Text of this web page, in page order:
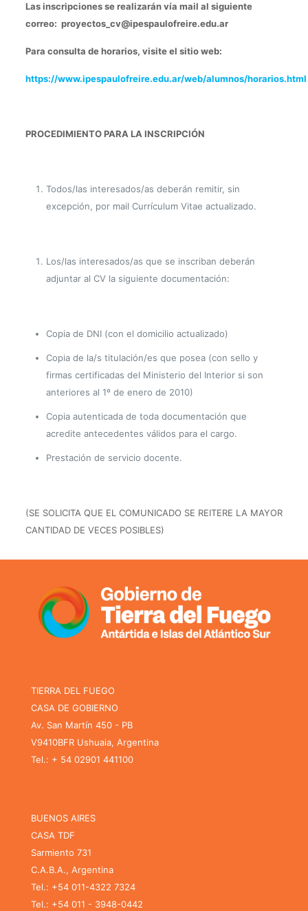
Las inscripciones se realizarán vía mail al siguiente
correo: proyectos_cv@ipespaulofreire.edu.ar
Para consulta de horarios, visite el sitio web:
https://www.ipespaulofreire.edu.ar/web/alumnos/horarios.html
PROCEDIMIENTO PARA LA INSCRIPCIÓN
Todos/las interesados/as deberán remitir, sin
excepción, por mail Currículum Vitae actualizado.
Los/las interesados/as que se inscriban deberán
adjuntar al CV la siguiente documentación:
Copia de DNI (con el domicilio actualizado)
Copia de la/s titulación/es que posea (con sello y
firmas certificadas del Ministerio del Interior si son
anteriores al 1º de enero de 2010)
Copia autenticada de toda documentación que
acredite antecedentes válidos para el cargo.
Prestación de servicio docente.
(SE SOLICITA QUE EL COMUNICADO SE REITERE LA MAYOR
CANTIDAD DE VECES POSIBLES)
TIERRA DEL FUEGO
CASA DE GOBIERNO
Av. San Martín 450 - PB
V9410BFR Ushuaia, Argentina
Tel.: + 54 02901 441100
BUENOS AIRES
CASA TDF
Sarmiento 731
C.A.B.A., Argentina
Tel.: +54 011-4322 7324
Tel.: +54 011 - 3948-0442